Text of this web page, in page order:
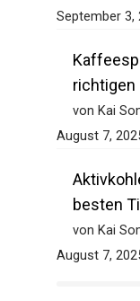
September 3,
richtigen
von Kai
August 7,
besten
von Kai
August 7,